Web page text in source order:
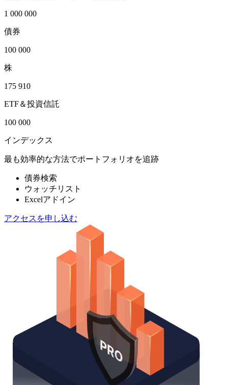
1 000 000
債券
100 000
株
175 910
ETF＆投資信託
100 000
インデックス
最も効率的な方法でポートフォリオを追跡
債券検索
ウォッチリスト
Excelアドイン
アクセスを申し込む